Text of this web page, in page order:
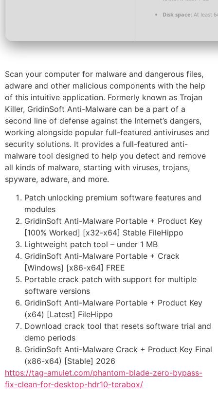
Disk space: At least
Scan your computer for malware and dangerous files,
adware and other malicious components with the help
of this intuitive application. Formerly known as Trojan
Killer, GridinSoft Anti-Malware can be a part of a
second line of defense against the Internet’s dangers,
working alongside popular full-featured antiviruses and
security solutions. It provides a full-featured anti-
malware tool designed to help you detect and remove
all kinds of malware, starting with viruses, trojans,
spyware, adware, and more.
Patch unlocking premium software features and
modules
GridinSoft Anti-Malware Portable + Product Key
[100% Worked] [x32-x64] Stable FileHippo
Lightweight patch tool – under 1 MB
GridinSoft Anti-Malware Portable + Crack
[Windows] [x86-x64] FREE
Portable crack patch with support for multiple
software versions
GridinSoft Anti-Malware Portable + Product Key
(x64) [Latest] FileHippo
Download crack tool that resets software trial and
demo periods
GridinSoft Anti-Malware Crack + Product Key Final
(x86-x64) [Stable] 2026
https://tag-amulet.com/phantom-blade-zero-bypass-
fix-clean-for-desktop-hdr10-terabox/